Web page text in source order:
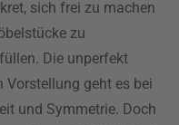
sich frei zu machen
zu
Die unperfekt
Vorstellung geht es bei
und Symmetrie. Doch